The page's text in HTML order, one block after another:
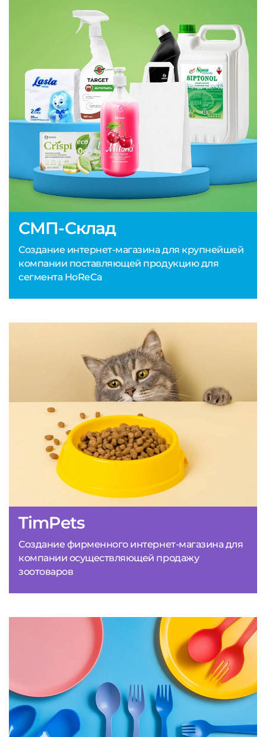
СМП-Склад
Создание интернет-магазина для крупнейшей
компании поставляющей продукцию для
сегмента HoReCa
TimPets
Создание фирменного интернет-магазина для
компании осуществляющей продажу
зоотоваров